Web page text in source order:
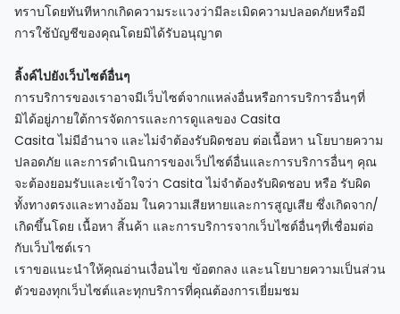
ทราบโดยทันทีหากเกิดความระแวงว่ามีละเมิดความปลอดภัยหรือมี
การใช้บัญชีของคุณโดยมิได้รับอนุญาต
ลิ้งค์ไปยังเว็บไซต์อื่นๆ
การบริการของเราอาจมีเว็บไซต์จากแหล่งอื่นหรือการบริการอื่นๆที่
มิได้อยู่ภายใต้การจัดการและการดูแลของ Casita
Casita ไม่มีอำนาจ และไม่จำต้องรับผิดชอบ ต่อเนื้อหา นโยบายความ
ปลอดภัย และการดำเนินการของเว็ปไซต์อื่นและการบริการอื่นๆ คุณ
จะต้องยอมรับและเข้าใจว่า Casita ไม่จำต้องรับผิดชอบ หรือ รับผิด
ทั้งทางตรงและทางอ้อม ในความเสียหายและการสูญเสีย ซึ่งเกิดจาก/
เกิดขึ้นโดย เนื้อหา สิ้นค้า และการบริการจากเว็บไซต์อื่นๆที่เชื่อมต่อ
กับเว็บไซต์เรา
เราขอแนะนำให้คุณอ่านเงื่อนไข ข้อตกลง และนโยบายความเป็นส่วน
ตัวของทุกเว็บไซต์และทุกบริการที่คุณต้องการเยี่ยมชม